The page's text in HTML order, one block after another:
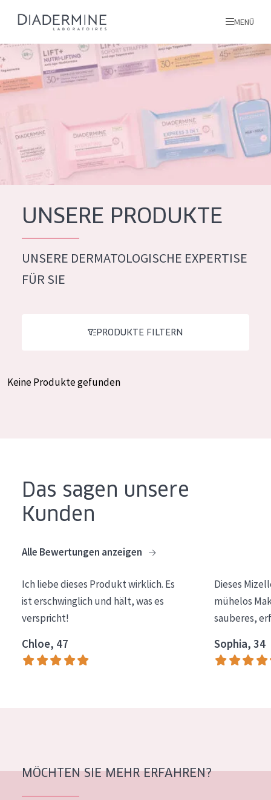
PRODUKTTYP
Feuchtigkeit und Ausstrahlung
Hautregeneration
PRODUKTTYP
Reinigung
Essentials
Lift+
Expert
Empfindliche Haut
ALLE PRODUKTE
Alle produkte
MENÜ
inhaltsstoffe
Über uns
Inspiration
Kontakt
French
UNSERE PRODUKTE
UNSERE DERMATOLOGISCHE EXPERTISE
FÜR SIE
PRODUKTE FILTERN
Keine Produkte gefunden
Das sagen unsere
Kunden
Alle Bewertungen anzeigen
Ich liebe dieses Produkt wirklich. Es
ist erschwinglich und hält, was es
verspricht!
Chloe, 47
Dieses
mühelos
sauberes,
Sophia, 34
MÖCHTEN SIE MEHR ERFAHREN?